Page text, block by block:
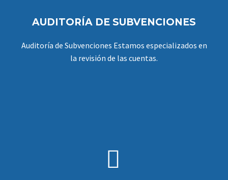
AUDITORÍA DE SUBVENCIONES
Auditoría de Subvenciones Estamos especializados en
la revisión de las cuentas.

